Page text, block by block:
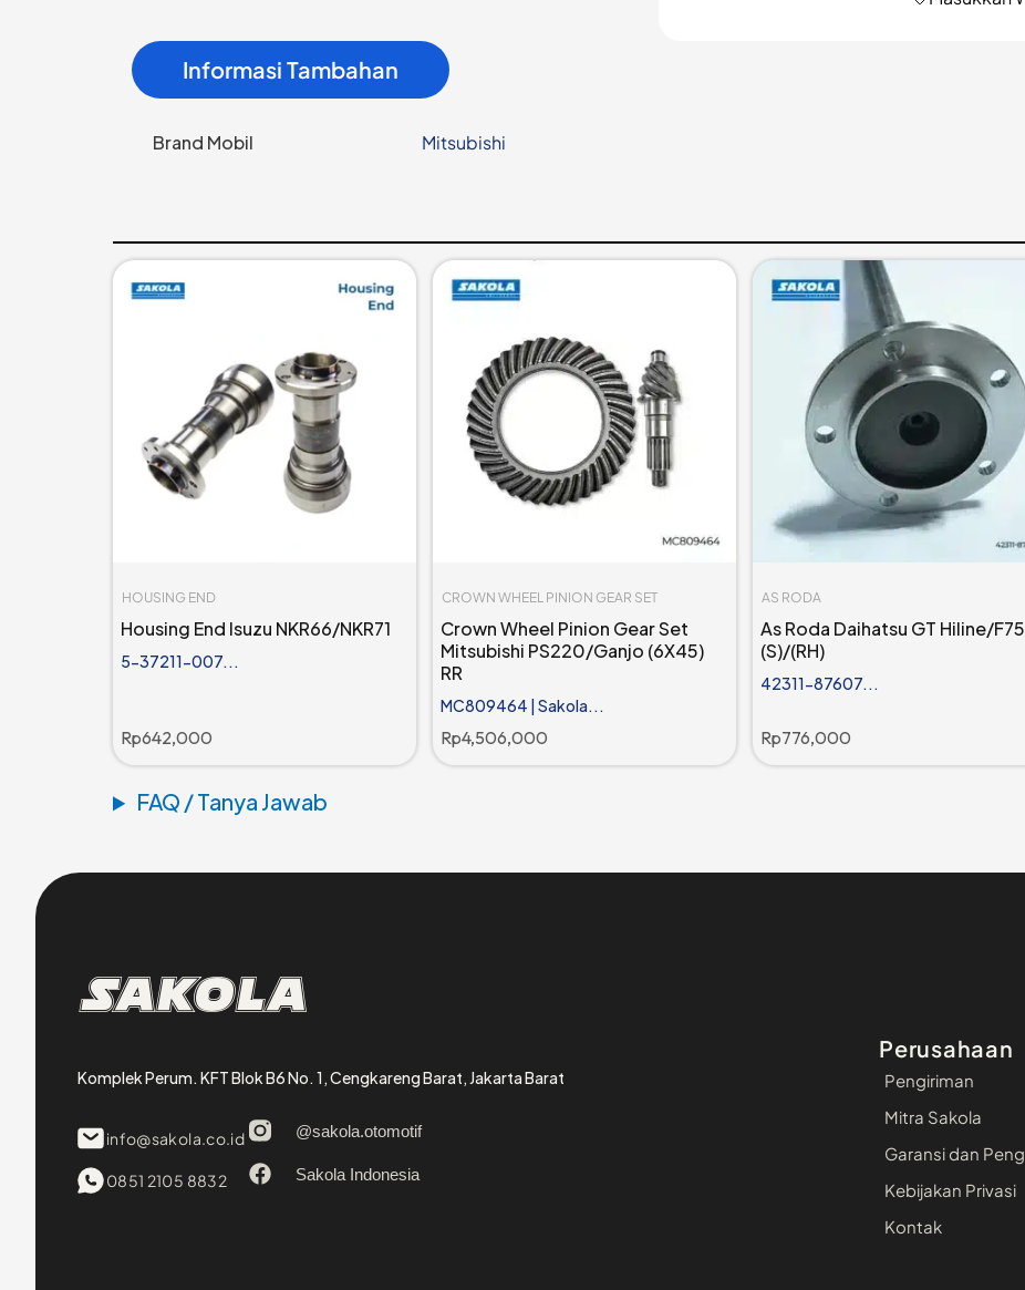
Informasi Tambahan
Brand Mobil Mitsubishi
HOUSING END
Housing End Isuzu NKR66/NKR71
5-37211-007...
Rp642,000
CROWN WHEEL PINION GEAR SET
Crown Wheel Pinion Gear Set
Mitsubishi PS220/Ganjo (6X45)
RR
MC809464 | Sakola...
Rp4,506,000
AS RODA
As Roda Daihatsu GT Hiline/F75
(S)/(RH)
42311-87607...
Rp776,000
FAQ / Tanya Jawab
Sakola
Komplek Perum. KFT Blok B6 No. 1, Cengkareng Barat, Jakarta Barat
info@sakola.co.id
0851 2105 8832
@sakola.otomotif
Sakola Indonesia
Perusahaan
Pengiriman
Mitra Sakola
Garansi dan
Kebijakan Privasi
Kontak